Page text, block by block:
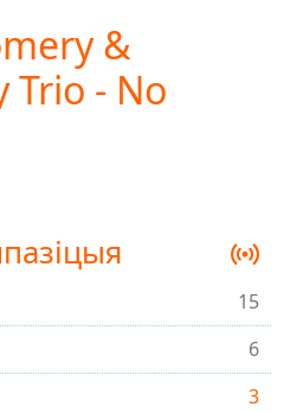
&
Trio - No
15
6
3